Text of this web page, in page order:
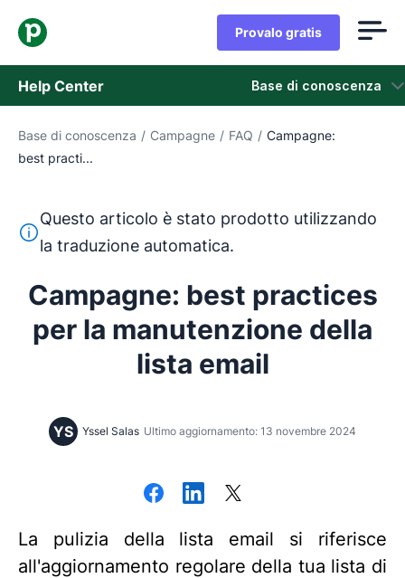
Provalo gratis
Help Center Base di conoscenza
Base di conoscenza
Contatta l'assistenza
Base di conoscenza / Campagne / FAQ / Campagne:
best practi...
Questo testo è stato tradotto dall'inglese utilizzando
Questo articolo è stato prodotto utilizzando
la traduzione automatica.
Campagne: best practices
per la manutenzione della
lista email
YS Yssel Salas Ultimo aggiornamento: 13 novembre 2024
La pulizia della lista email si riferisce
all'aggiornamento regolare della tua lista di